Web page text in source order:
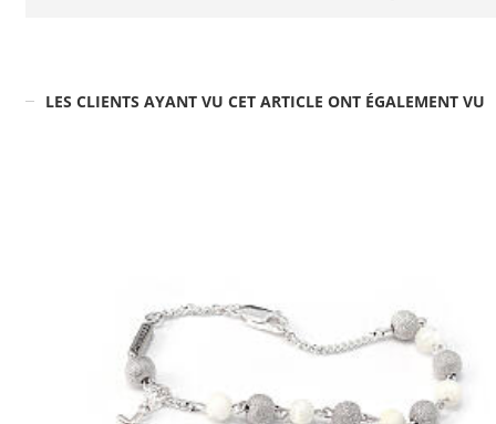
LES CLIENTS AYANT VU CET ARTICLE ONT ÉGALEMENT VU